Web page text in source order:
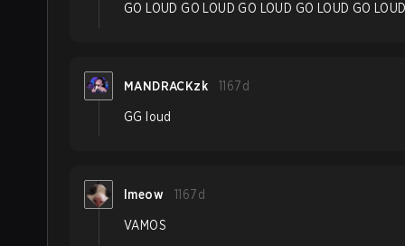
GO LOUD GO LOUD GO LOUD GO LOUD GO
MANDRACKzk 1167d
GG loud
lmeow 1167d
VAMOS